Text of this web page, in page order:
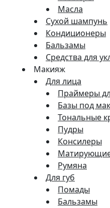
Масла
Сухой шампунь
Кондиционеры
Бальзамы
Средства для
Макияж
Для лица
Праймеры
Базы под
Тональные
Пудры
Консилеры
Румяна
Для губ
Помады
Бальзамы